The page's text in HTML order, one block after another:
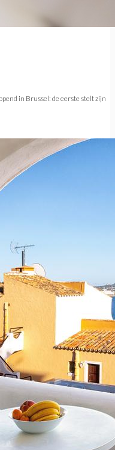
in Brussel: de eerste stelt zijn